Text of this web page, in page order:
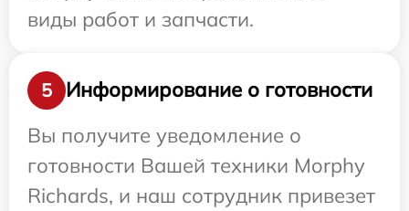
виды работ и запчасти.
5
Информирование о готовности
Вы получите уведомление о
готовности Вашей техники Morphy
Richards, и наш сотрудник привезет